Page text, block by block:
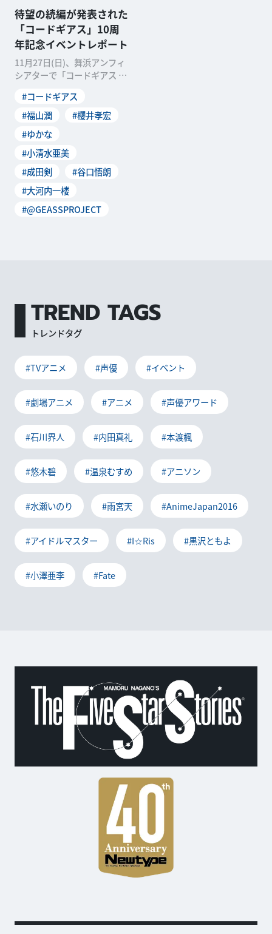
待望の続編が発表された
「コードギアス」10周
年記念イベントレポート
11月27日(日)、舞浜アンフィ
シアターで「コードギアス 反
バーサリー」
#コードギアス
#福山潤
#櫻井孝宏
#ゆかな
#小清水亜美
#成田剣
#谷口悟朗
#大河内一楼
#@GEASSPROJECT
TREND TAGS
トレンドタグ
#TVアニメ #声優 #イベント
#劇場アニメ #アニメ #声優アワード
#石川界人 #内田真礼 #本渡楓
#悠木碧 #温泉むすめ #アニソン
#水瀬いのり #雨宮天 #AnimeJapan2016
#アイドルマスター #I☆Ris #黒沢ともよ
#小澤亜李 #Fate